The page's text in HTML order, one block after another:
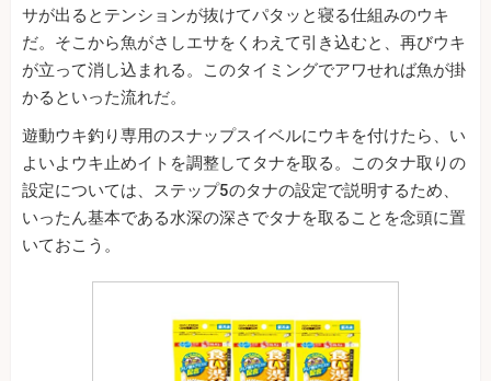
サが出るとテンションが抜けてパタッと寝る仕組みのウキ
だ。そこから魚がさしエサをくわえて引き込むと、再びウキ
が立って消し込まれる。このタイミングでアワせれば魚が掛
かるといった流れだ。
遊動ウキ釣り専用のスナップスイベルにウキを付けたら、い
よいよウキ止めイトを調整してタナを取る。このタナ取りの
設定については、ステップ5のタナの設定で説明するため、
いったん基本である水深の深さでタナを取ることを念頭に置
いておこう。